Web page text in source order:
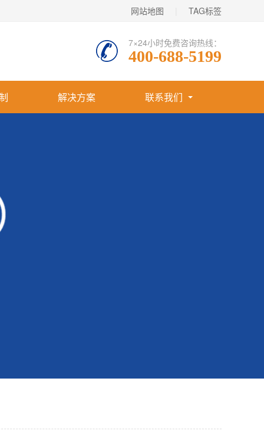
网站地图 TAG标签
7×24小时免费咨询热线：
400-688-5199
解决方案 联系我们